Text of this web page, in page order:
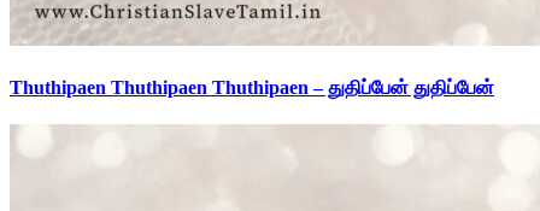
Thuthipaen Thuthipaen Thuthipaen – துதிப்பேன் துதிப்பேன்